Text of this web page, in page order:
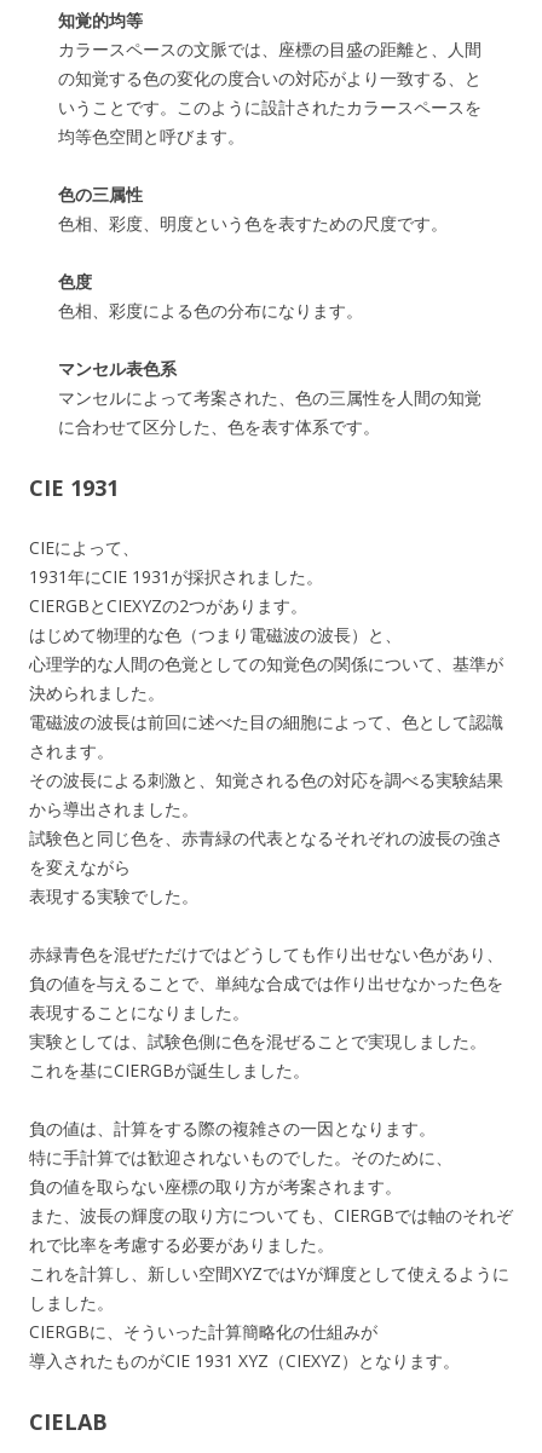
知覚的均等
カラースペースの文脈では、座標の目盛の距離と、人間
の知覚する色の変化の度合いの対応がより一致する、と
いうことです。このように設計されたカラースペースを
均等色空間と呼びます。
色の三属性
色相、彩度、明度という色を表すための尺度です。
色度
色相、彩度による色の分布になります。
マンセル表色系
マンセルによって考案された、色の三属性を人間の知覚
に合わせて区分した、色を表す体系です。
CIE 1931
CIEによって、
1931年にCIE 1931が採択されました。
CIERGBとCIEXYZの2つがあります。
はじめて物理的な色（つまり電磁波の波長）と、
心理学的な人間の色覚としての知覚色の関係について、基準が
決められました。
電磁波の波長は前回に述べた目の細胞によって、色として認識
されます。
その波長による刺激と、知覚される色の対応を調べる実験結果
から導出されました。
試験色と同じ色を、赤青緑の代表となるそれぞれの波長の強さ
を変えながら
表現する実験でした。
赤緑青色を混ぜただけではどうしても作り出せない色があり、
負の値を与えることで、単純な合成では作り出せなかった色を
表現することになりました。
実験としては、試験色側に色を混ぜることで実現しました。
これを基にCIERGBが誕生しました。
負の値は、計算をする際の複雑さの一因となります。
特に手計算では歓迎されないものでした。そのために、
負の値を取らない座標の取り方が考案されます。
また、波長の輝度の取り方についても、CIERGBでは軸のそれぞ
れで比率を考慮する必要がありました。
これを計算し、新しい空間XYZではYが輝度として使えるように
しました。
CIERGBに、そういった計算簡略化の仕組みが
導入されたものがCIE 1931 XYZ（CIEXYZ）となります。
CIELAB